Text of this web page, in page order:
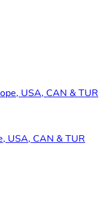
USA, CAN & TUR
USA, CAN & TUR